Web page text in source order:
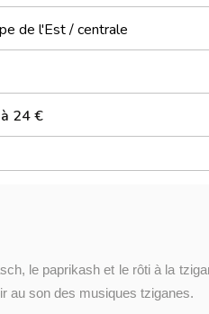
de l'Est / centrale
24 €
le paprikash et le rôti à la
au son des musiques tziganes.